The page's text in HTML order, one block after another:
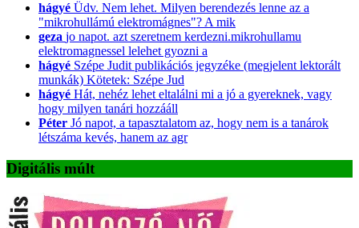
hágyé Üdv. Nem lehet. Milyen berendezés lenne az a
"mikrohullámú elektromágnes"? A mik
geza jo napot. azt szeretnem kerdezni.mikrohullamu
elektromagnessel lelehet gyozni a
hágyé Szépe Judit publikációs jegyzéke (megjelent lektorált
munkák) Kötetek: Szépe Jud
hágyé Hát, nehéz lehet eltalálni mi a jó a gyereknek, vagy
hogy milyen tanári hozzááll
Péter Jó napot, a tapasztalatom az, hogy nem is a tanárok
létszáma kevés, hanem az agr
Digitális múlt